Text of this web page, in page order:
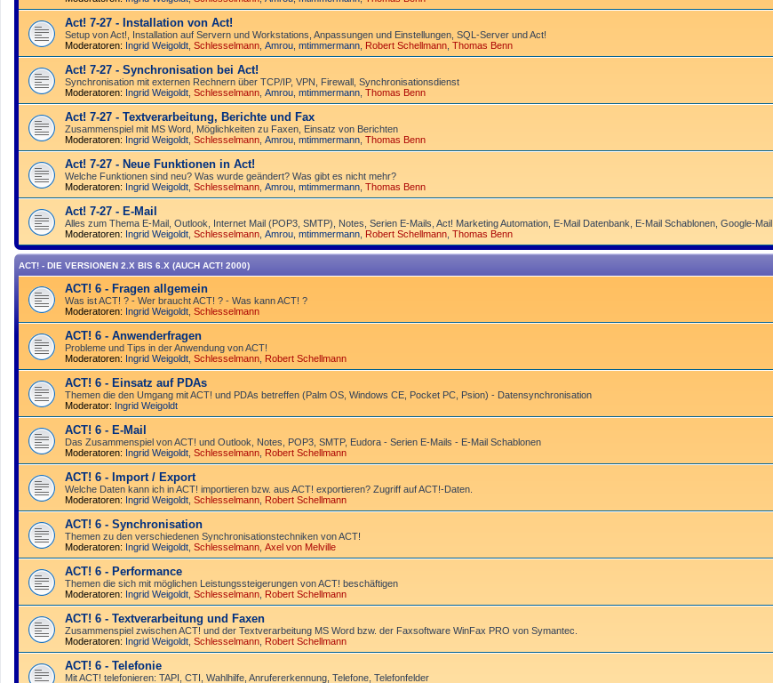
Act! 7-27 - Installation von Act!
Setup von Act!, Installation auf Servern und Workstations, Anpassungen und Einstellungen, SQL-Server und Act!
Moderatoren: Ingrid Weigoldt Schlesselmann Amrou mtimmermann Robert Schellmann Thomas Benn
Act! 7-27 - Synchronisation bei Act!
Synchro­nisation mit externen Rechnern über TCP/IP, VPN, Firewall, Synchroni­sations­dienst
Moderatoren: Ingrid Weigoldt Schlesselmann Amrou mtimmermann Thomas Benn
Act! 7-27 - Text­­ver­arbei­tung, Berichte und Fax
Zusammenspiel mit MS Word, Möglichkeiten zu Faxen, Einsatz von Berichten
Moderatoren: Ingrid Weigoldt Schlesselmann Amrou mtimmermann Thomas Benn
Act! 7-27 - Neue Funktionen in Act!
Welche Funktionen sind neu? Was wurde geändert? Was gibt es nicht mehr?
Moderatoren: Ingrid Weigoldt Schlesselmann Amrou mtimmermann Thomas Benn
Act! 7-27 - E-Mail
Alles zum Thema E-Mail, Outlook, Internet Mail (POP3, SMTP), Notes, Serien E-Mails, Act! Marketing Automation, E-Mail Datenbank, E-Mail Schablonen, Google-Mail
Moderatoren: Ingrid Weigoldt Schlesselmann Amrou mtimmermann Robert Schellmann Thomas Benn
ACT! - DIE VERSIONEN 2.X BIS 6.X (AUCH ACT! 2000)
ACT! 6 - Fragen allgemein
Was ist ACT! ? - Wer braucht ACT! ? - Was kann ACT! ?
Moderatoren: Ingrid Weigoldt Schlesselmann
ACT! 6 - Anwender­fragen
Probleme und Tips in der Anwendung von ACT!
Moderatoren: Ingrid Weigoldt Schlesselmann Robert Schellmann
ACT! 6 - Einsatz auf PDAs
Themen die den Umgang mit ACT! und PDAs betreffen (Palm OS, Windows CE, Pocket PC, Psion) - Datensynchronisation
Moderator: Ingrid Weigoldt
ACT! 6 - E-Mail
Das Zusammen­spiel von ACT! und Outlook, Notes, POP3, SMTP, Eudora - Serien E-Mails - E-Mail Schablonen
Moderatoren: Ingrid Weigoldt Schlesselmann Robert Schellmann
ACT! 6 - Import / Export
Welche Daten kann ich in ACT! importieren bzw. aus ACT! exportieren? Zugriff auf ACT!-Daten.
Moderatoren: Ingrid Weigoldt Schlesselmann Robert Schellmann
ACT! 6 - Synchro­nisation
Themen zu den verschiedenen Synchro­nisations­­techniken von ACT!
Moderatoren: Ingrid Weigoldt Schlesselmann Axel von Melville
ACT! 6 - Performance
Themen die sich mit möglichen Leistungssteigerungen von ACT! beschäftigen
Moderatoren: Ingrid Weigoldt Schlesselmann Robert Schellmann
ACT! 6 - Textverarbeitung und Faxen
Zusammenspiel zwischen ACT! und der Textverarbeitung MS Word bzw. der Faxsoftware WinFax PRO von Symantec.
Moderatoren: Ingrid Weigoldt Schlesselmann Robert Schellmann
ACT! 6 - Telefonie
Mit ACT! telefonieren: TAPI, CTI, Wahlhilfe, Anrufererkennung, Telefone, Telefonfelder